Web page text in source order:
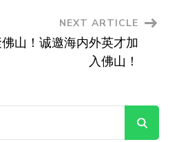
NEXT ARTICLE
山！诚邀海内外英才加
入佛山！